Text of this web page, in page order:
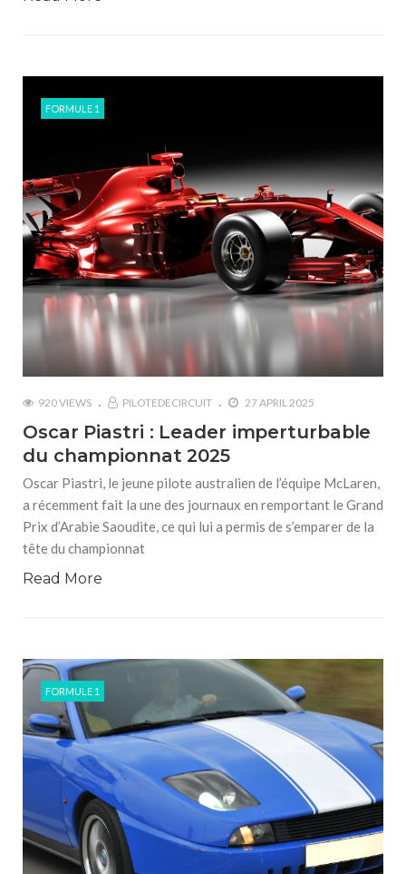
FORMULE 1
920 VIEWS PILOTEDECIRCUIT 27 APRIL 2025
Oscar Piastri : Leader imperturbable
du championnat 2025
Oscar Piastri, le jeune pilote australien de l’équipe McLaren,
a récemment fait la une des journaux en remportant le Grand
Prix d’Arabie Saoudite, ce qui lui a permis de s’emparer de la
tête du championnat
Read More
FORMULE 1